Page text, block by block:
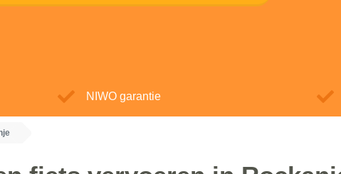
NIWO garantie